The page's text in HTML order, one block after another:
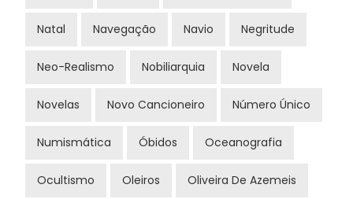
Natal Navegação Navio Negritude
Neo-Realismo Nobiliarquia Novela
Novelas Novo Cancioneiro Número Único
Numismática Óbidos Oceanografia
Ocultismo Oleiros Oliveira De Azemeis